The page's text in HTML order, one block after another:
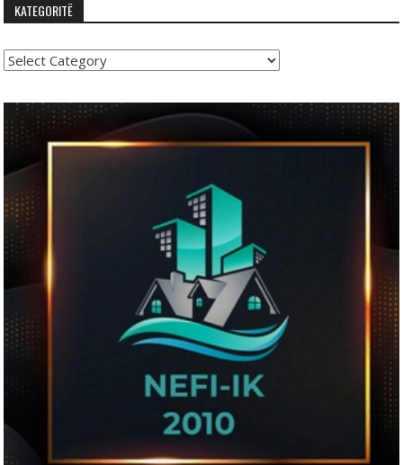
KATEGORITË
Kategoritë